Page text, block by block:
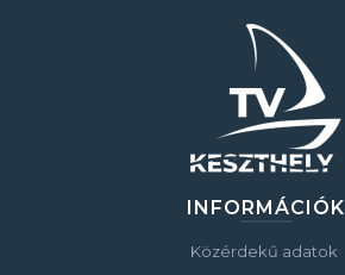
INFORMÁCIÓK
Közérdekű adatok